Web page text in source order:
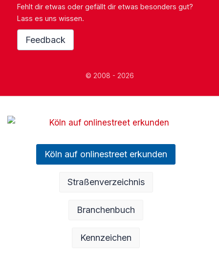
Fehlt dir etwas oder gefällt dir etwas besonders gut?
Lass es uns wissen.
Feedback
© 2008 - 2026
Köln auf onlinestreet erkunden
Straßenverzeichnis
Branchenbuch
Kennzeichen